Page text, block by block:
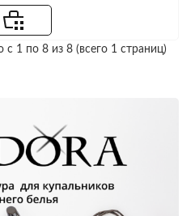
с 1 по 8 из 8 (всего 1 страниц)